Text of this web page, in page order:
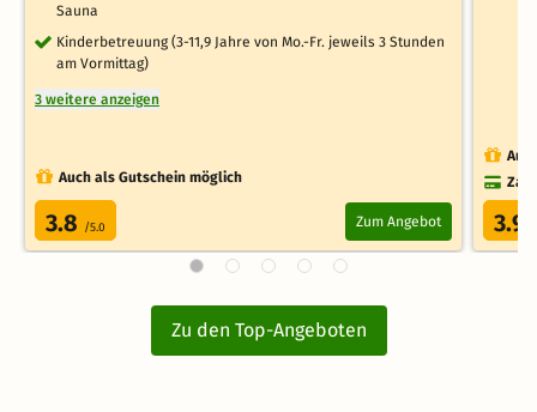
Sauna
Kinderbetreuung (3-11,9 Jahre von Mo.-Fr. jeweils 3 Stunden
am Vormittag)
3 weitere anzeigen
Auch als Gutschein möglich
3.8 /5.0 Zum Angebot 3.9
Zu den Top-Angeboten